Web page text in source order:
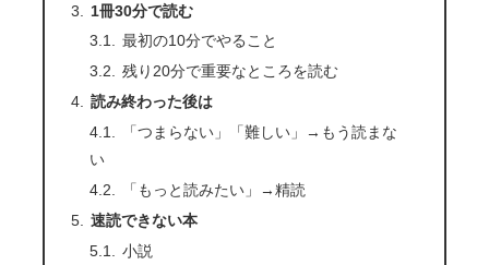
1冊30分で読む
最初の10分でやること
残り20分で重要なところを読む
読み終わった後は
「つまらない」「難しい」→もう読まな
い
「もっと読みたい」→精読
速読できない本
小説